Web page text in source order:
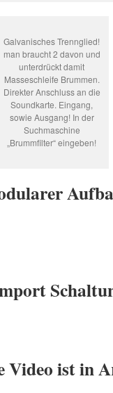
Galvanisches Trennglied!
man braucht 2 davon und
unterdrückt damit
Masseschleife Brummen.
Direkter Anschluss an die
Soundkarte. Eingang,
sowie Ausgang! In der
Suchmaschine
„Brummfilter“ eingeben!
Video ist in